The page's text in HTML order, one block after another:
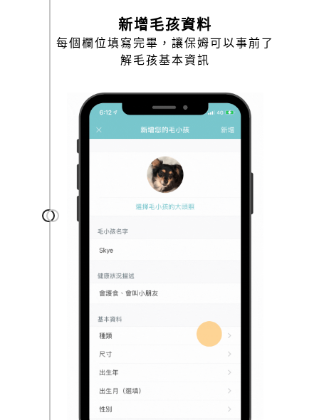
新增毛孩資料
每個欄位填寫完畢，讓保姆可以事前了
解毛孩基本資訊